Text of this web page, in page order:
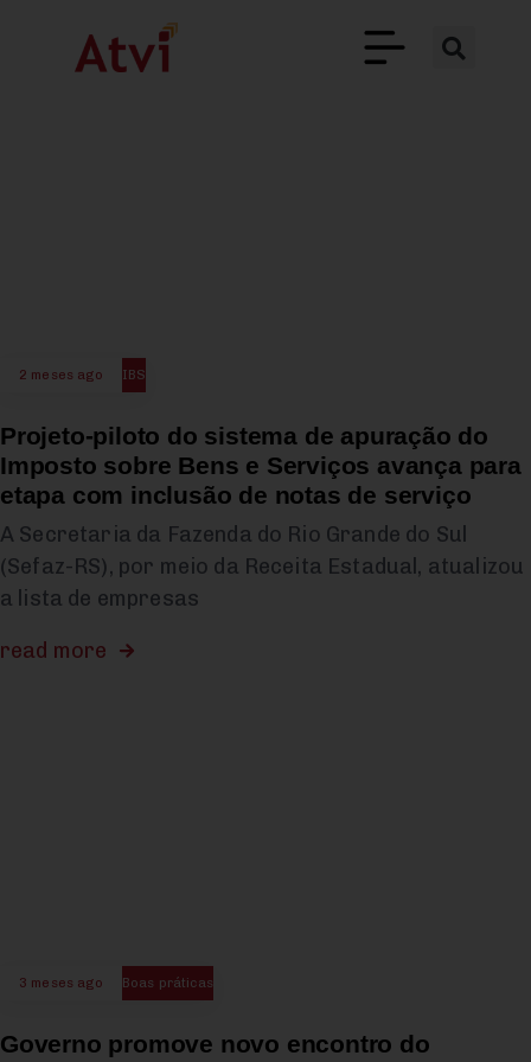
2 meses ago IBS
Projeto-piloto do sistema de apuração do
Imposto sobre Bens e Serviços avança para
etapa com inclusão de notas de serviço
A Secretaria da Fazenda do Rio Grande do Sul
(Sefaz-RS), por meio da Receita Estadual, atualizou
a lista de empresas
read more
3 meses ago Boas práticas
Governo promove novo encontro do